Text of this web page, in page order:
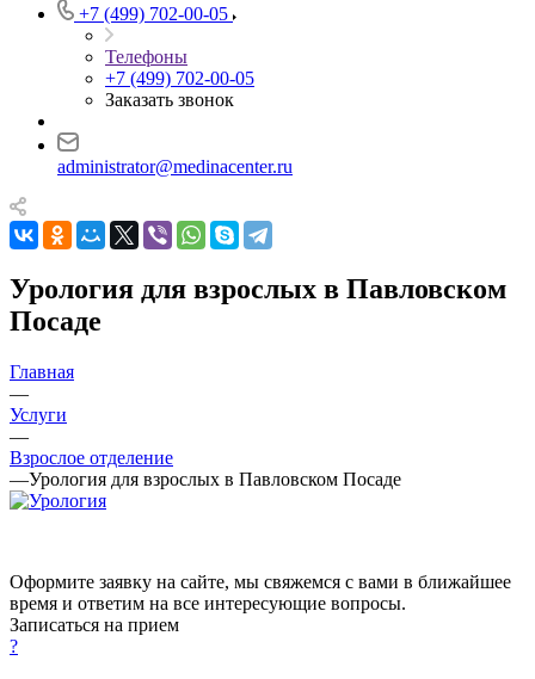
+7 (499) 702-00-05
Телефоны
+7 (499) 702-00-05
Заказать звонок
administrator@medinacenter.ru
Урология для взрослых в Павловском
Посаде
Главная
—
Услуги
—
Взрослое отделение
—Урология для взрослых в Павловском Посаде
Оформите заявку на сайте, мы свяжемся с вами в ближайшее
время и ответим на все интересующие вопросы.
Записаться на прием
?